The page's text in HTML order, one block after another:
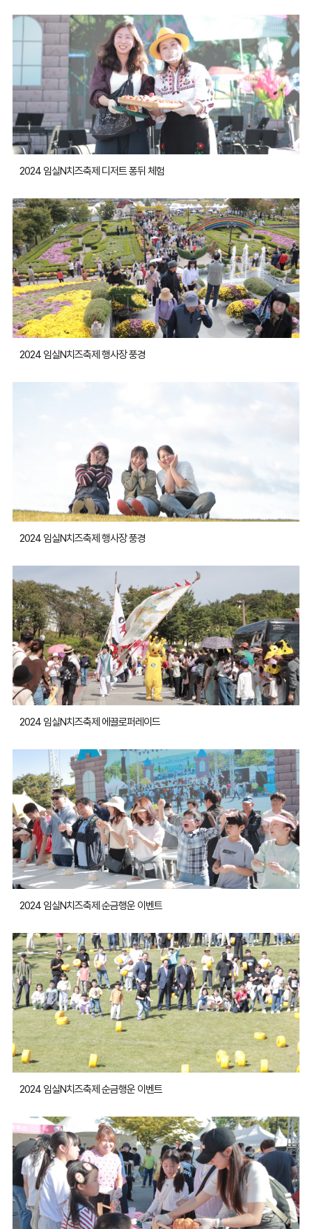
2024 임실N치즈축제 디저트 퐁뒤 체험
2024 임실N치즈축제 행사장 풍경
2024 임실N치즈축제 행사장 풍경
2024 임실N치즈축제 에끌로퍼레이드
2024 임실N치즈축제 순금행운 이벤트
2024 임실N치즈축제 순금행운 이벤트